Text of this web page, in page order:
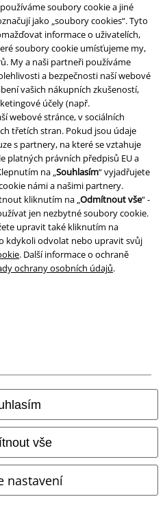
soubory cookie a jiné
jako „soubory cookies“. Tyto
informace o uživatelích,
soubory cookie umísťujeme my,
My a naši partneři používáme
a bezpečnosti naší webové
vašich nákupních zkušeností,
účely (např.
webové stránce, v sociálních
třetích stran. Pokud jsou údaje
s partnery, na které se vztahuje
platných právních předpisů EU a
na „Souhlasím“ vyjadřujete
námi a našimi partnery.
kliknutím na „Odmítnout vše“ -
jen nezbytné soubory cookie.
upravit také kliknutím na
kdykoli odvolat nebo upravit svůj
. Další informace o ochraně
ochrany osobních údajů.
vše
nastavení
prostředí
bezpoštovného a balného